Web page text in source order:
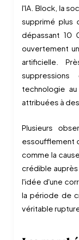
l'IA. Block, la
supprimé
dépassant 10
ouvertement
artificielle.
technologie
attribuées à
Plusieurs
essoufflement
comme la
crédible
l'idée d'une
la période de
véritable